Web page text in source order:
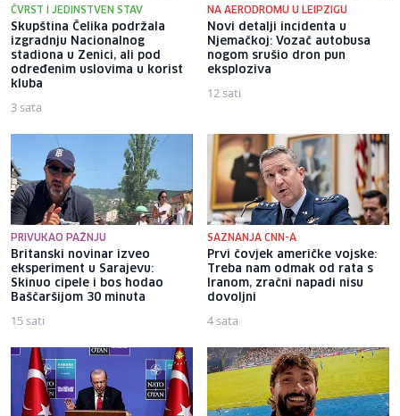
ČVRST I JEDINSTVEN STAV
Skupština Čelika podržala
izgradnju Nacionalnog
stadiona u Zenici, ali pod
određenim uslovima u korist
kluba
3 sata
NA AERODROMU U LEIPZIGU
Novi detalji incidenta u
Njemačkoj: Vozač autobusa
nogom srušio dron pun
eksploziva
12 sati
PRIVUKAO PAŽNJU
Britanski novinar izveo
eksperiment u Sarajevu:
Skinuo cipele i bos hodao
Baščaršijom 30 minuta
15 sati
SAZNANJA CNN-A
Prvi čovjek američke vojske:
Treba nam odmak od rata s
Iranom, zračni napadi nisu
dovoljni
4 sata